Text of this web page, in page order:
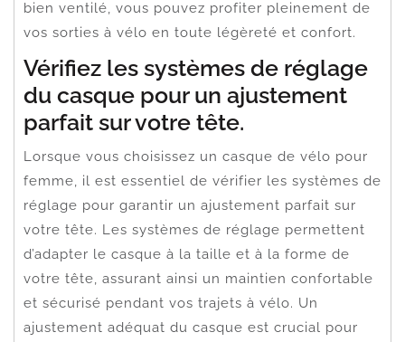
bien ventilé, vous pouvez profiter pleinement de
vos sorties à vélo en toute légèreté et confort.
Vérifiez les systèmes de réglage
du casque pour un ajustement
parfait sur votre tête.
Lorsque vous choisissez un casque de vélo pour
femme, il est essentiel de vérifier les systèmes de
réglage pour garantir un ajustement parfait sur
votre tête. Les systèmes de réglage permettent
d’adapter le casque à la taille et à la forme de
votre tête, assurant ainsi un maintien confortable
et sécurisé pendant vos trajets à vélo. Un
ajustement adéquat du casque est crucial pour